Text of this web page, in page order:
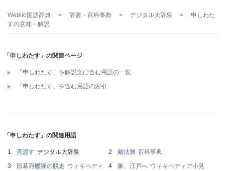
Weblio国語辞典 > 辞書・百科事典 > デジタル大辞泉 >
申しわた
すの意味・解説
「申しわたす」の関連ページ
「申しわたす」を解説文に含む用語の一覧
「申しわたす」を含む用語の索引
「申しわたす」の関連用語
言渡す デジタル大辞泉 戴法興 百科事典
旧幕府艦隊の脱走 ウィキペディ
象、江戸へ ウィキペディア小見